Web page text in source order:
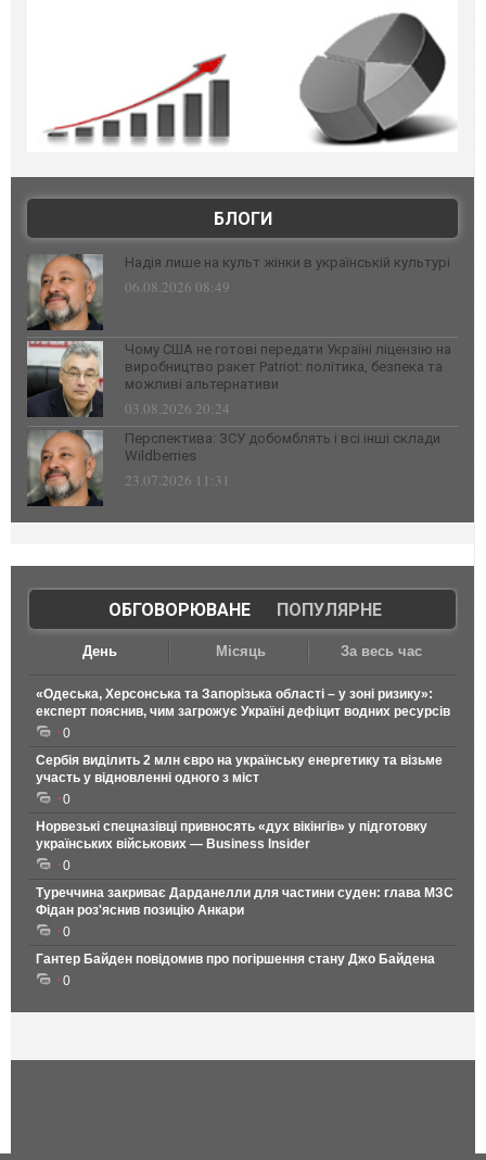
БЛОГИ
Надія лише на культ жінки в українській культурі
06.08.2026 08:49
Чому США не готові передати Україні ліцензію на
виробництво ракет Patriot: політика, безпека та
можливі альтернативи
03.08.2026 20:24
Перспектива: ЗСУ добомблять і всі інші склади
Wildberries
23.07.2026 11:31
ОБГОВОРЮВАНЕ| ПОПУЛЯРНЕ
День Місяць За весь час
«Одеська, Херсонська та Запорізька області – у зоні ризику»:
експерт пояснив, чим загрожує Україні дефіцит водних ресурсів
0
Сербія виділить 2 млн євро на українську енергетику та візьме
участь у відновленні одного з міст
0
Норвезькі спецназівці привносять «дух вікінгів» у підготовку
українських військових — Business Insider
0
Туреччина закриває Дарданелли для частини суден: глава МЗС
Фідан роз'яснив позицію Анкари
0
Гантер Байден повідомив про погіршення стану Джо Байдена
0